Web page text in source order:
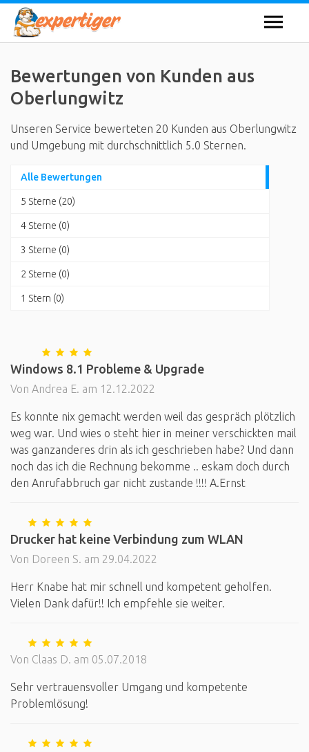
Bewertungen von Kunden aus
Oberlungwitz
Unseren Service bewerteten 20 Kunden aus Oberlungwitz
und Umgebung mit durchschnittlich 5.0 Sternen.
Alle Bewertungen
5 Sterne (20)
4 Sterne (0)
3 Sterne (0)
2 Sterne (0)
1 Stern (0)
Windows 8.1 Probleme & Upgrade
Von Andrea E. am 12.12.2022
Es konnte nix gemacht werden weil das gespräch plötzlich
weg war. Und wies o steht hier in meiner verschickten mail
was ganzanderes drin als ich geschrieben habe? Und dann
noch das ich die Rechnung bekomme .. eskam doch durch
den Anrufabbruch gar nicht zustande !!!! A.Ernst
Drucker hat keine Verbindung zum WLAN
Von Doreen S. am 29.04.2022
Herr Knabe hat mir schnell und kompetent geholfen.
Vielen Dank dafür!! Ich empfehle sie weiter.
Von Claas D. am 05.07.2018
Sehr vertrauensvoller Umgang und kompetente
Problemlösung!